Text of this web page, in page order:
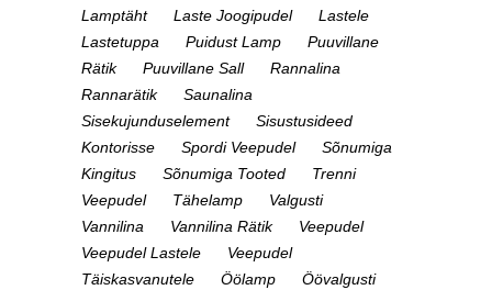
Lamptäht
Laste Joogipudel
Lastele
Lastetuppa
Puidust Lamp
Puuvillane
Rätik
Puuvillane Sall
Rannalina
Rannarätik
Saunalina
Sisekujunduselement
Sisustusideed
Kontorisse
Spordi Veepudel
Sõnumiga
Kingitus
Sõnumiga Tooted
Trenni
Veepudel
Tähelamp
Valgusti
Vannilina
Vannilina Rätik
Veepudel
Veepudel Lastele
Veepudel
Täiskasvanutele
Öölamp Öövalgusti